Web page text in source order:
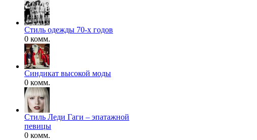
Стиль одежды 70-х годов
0 комм.
Синдикат высокой моды
0 комм.
Стиль Леди Гаги – эпатажной
певицы
0 комм.